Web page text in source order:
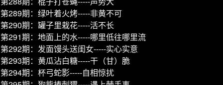
第289期：绿叶着火烤-----非黄不可
第290期：罐子里栽花-----活不长
第291期：地面上的水-----哪里低往哪里流
第292期：发面馒头送闺女-----实心实意
第293期：黄瓜沾白糖-----干（甘）脆
第294期：杯弓蛇影-----自相惊扰